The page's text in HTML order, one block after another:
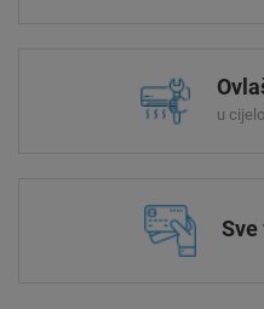
u
Sve